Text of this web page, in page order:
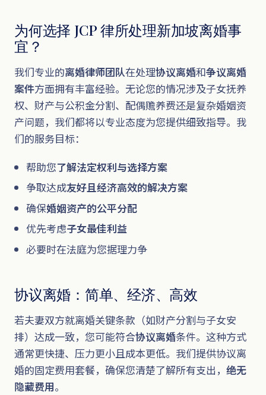
为何选择 JCP 律所处理新加坡离婚事
宜？
我们专业的离婚律师团队在处理协议离婚和争议离婚
案件方面拥有丰富经验。无论您的情况涉及子女抚养
权、财产与公积金分割、配偶赡养费还是复杂婚姻资
产问题，我们都将以专业态度为您提供细致指导。我
们的服务目标：
帮助您了解法定权利与选择方案
争取达成友好且经济高效的解决方案
确保婚姻资产的公平分配
优先考虑子女最佳利益
必要时在法庭为您据理力争
协议离婚：简单、经济、高效
若夫妻双方就离婚关键条款（如财产分割与子女安
排）达成一致，您可能符合协议离婚条件。这种方式
通常更快捷、压力更小且成本更低。我们提供协议离
婚的固定费用套餐，确保您清楚了解所有支出， 绝无
隐藏费用。